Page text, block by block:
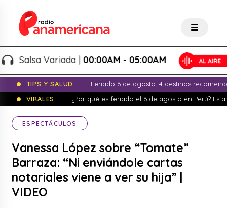
Salsa Variada |00:00AM - 05:00AM
TIPS Y SALUD
Feriado 6 de agosto: 4 destinos
VIRALES
¿Por qué es feriado el 6 de agosto en Perú?
ESPECTÁCULOS
Vanessa López sobre “Tomate”
Barraza: “Ni enviándole cartas
notariales viene a ver su hija” |
VIDEO